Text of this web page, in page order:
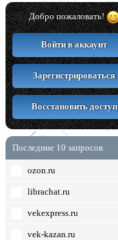
Добро пожаловать!
Войти в аккаунт
Зарегистрироваться
Восстановить доступ
Последние 10 запросов
ozon.ru
librachat.ru
vekexpress.ru
vek-kazan.ru